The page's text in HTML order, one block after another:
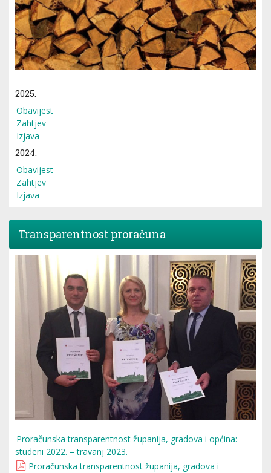
2025.
Obavijest
Zahtjev
Izjava
2024.
Obavijest
Zahtjev
Izjava
Transparentnost proračuna
Proračunska transparentnost županija, gradova i općina:
studeni 2022. – travanj 2023.
Proračunska transparentnost županija, gradova i